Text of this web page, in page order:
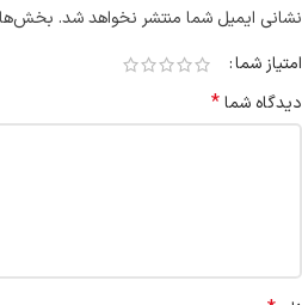
نشانی ایمیل شما منتشر نخواهد شد.
امتیاز شما
دیدگاه شما*